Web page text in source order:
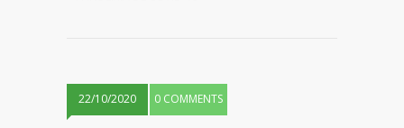
22/10/2020 0 COMMENTS